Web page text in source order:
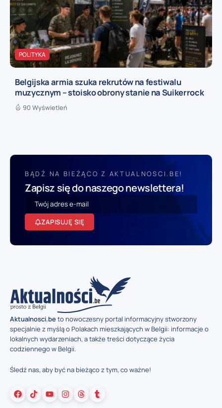
POLITYKA
Belgijska armia szuka rekrutów na festiwalu
muzycznym – stoisko obrony stanie na Suikerrock
90 Wyświetleń
BĄDŹ NA BIEŻĄCO Z AKTUALNOSCI.BE!
Zapisz się do naszego newslettera!
ZAPISUJĘ SIĘ
Aktualnosci.beto nowoczesny portal informacyjny stworzony
specjalnie z myślą o Polakach mieszkających w Belgii: informacje o
lokalnych wydarzeniach, a także treści dotyczące życia
codziennego w Belgii.
Śledź nas, aby być na bieżąco z tym, co ważne!